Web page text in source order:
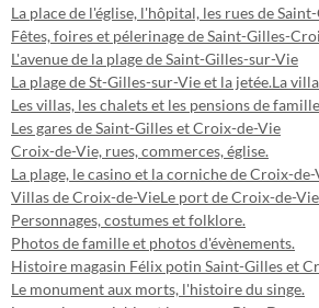
La place de l'église, l'hôpital, les rues de
Fêtes, foires et pélerinage de Saint-Gilles-
L'avenue de la plage de Saint-Gilles-sur-Vie
La plage de St-Gilles-sur-Vie et la jetée.La
Les villas, les chalets et les pensions de
Les gares de Saint-Gilles et Croix-de-Vie
Croix-de-Vie, rues, commerces, église.
La plage, le casino et la corniche de Croix-
Villas de Croix-de-VieLe port de Croix-de-
Personnages, costumes et folklore.
Photos de famille et photos d'évènements.
Histoire magasin Félix potin Saint-Gilles et
Le monument aux morts, l'histoire du singe.